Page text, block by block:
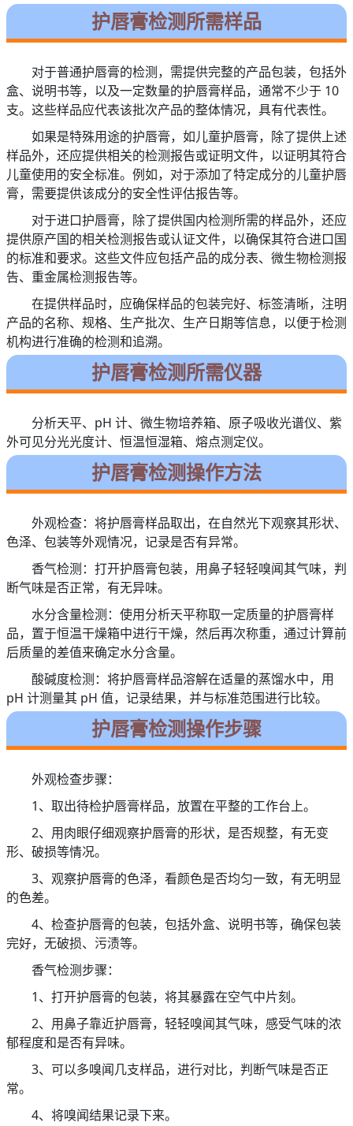
护唇膏检测所需样品
对于普通护唇膏的检测，需提供完整的产品包装，包括外
盒、说明书等，以及一定数量的护唇膏样品，通常不少于 10
支。这些样品应代表该批次产品的整体情况，具有代表性。
如果是特殊用途的护唇膏，如儿童护唇膏，除了提供上述
样品外，还应提供相关的检测报告或证明文件，以证明其符合
儿童使用的安全标准。例如，对于添加了特定成分的儿童护唇
膏，需要提供该成分的安全性评估报告等。
对于进口护唇膏，除了提供国内检测所需的样品外，还应
提供原产国的相关检测报告或认证文件，以确保其符合进口国
的标准和要求。这些文件应包括产品的成分表、微生物检测报
告、重金属检测报告等。
在提供样品时，应确保样品的包装完好、标签清晰，注明
产品的名称、规格、生产批次、生产日期等信息，以便于检测
机构进行准确的检测和追溯。
护唇膏检测所需仪器
分析天平、pH 计、微生物培养箱、原子吸收光谱仪、紫
外可见分光光度计、恒温恒湿箱、熔点测定仪。
护唇膏检测操作方法
外观检查：将护唇膏样品取出，在自然光下观察其形状、
色泽、包装等外观情况，记录是否有异常。
香气检测：打开护唇膏包装，用鼻子轻轻嗅闻其气味，判
断气味是否正常，有无异味。
水分含量检测：使用分析天平称取一定质量的护唇膏样
品，置于恒温干燥箱中进行干燥，然后再次称重，通过计算前
后质量的差值来确定水分含量。
酸碱度检测：将护唇膏样品溶解在适量的蒸馏水中，用
pH 计测量其 pH 值，记录结果，并与标准范围进行比较。
护唇膏检测操作步骤
外观检查步骤：
1、取出待检护唇膏样品，放置在平整的工作台上。
2、用肉眼仔细观察护唇膏的形状，是否规整，有无变
形、破损等情况。
3、观察护唇膏的色泽，看颜色是否均匀一致，有无明显
的色差。
4、检查护唇膏的包装，包括外盒、说明书等，确保包装
完好，无破损、污渍等。
香气检测步骤：
1、打开护唇膏的包装，将其暴露在空气中片刻。
2、用鼻子靠近护唇膏，轻轻嗅闻其气味，感受气味的浓
郁程度和是否有异味。
3、可以多嗅闻几支样品，进行对比，判断气味是否正
常。
4、将嗅闻结果记录下来。